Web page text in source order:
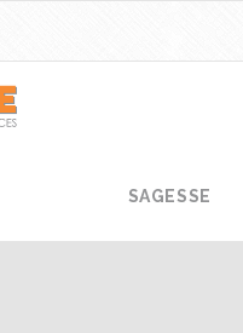
SAGESSE